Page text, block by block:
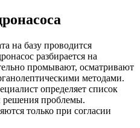
на базу проводится
разбирается на
промывают, осматривают
методами.
определяет список
решения проблемы.
только при согласии